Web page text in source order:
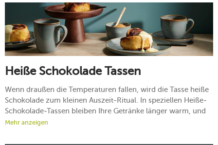
Heiße Schokolade Tassen
Wenn draußen die Temperaturen fallen, wird die Tasse heiße
Schokolade zum kleinen Auszeit-Ritual. In speziellen Heiße-
Schokolade-Tassen bleiben Ihre Getränke länger warm, und
Sie genießen cremige Trinkschokolade, Kakao oder Chai in
Designs, die perfekt zu Ihrem persönlichen Wohlfühlmoment
Mehr anzeigen